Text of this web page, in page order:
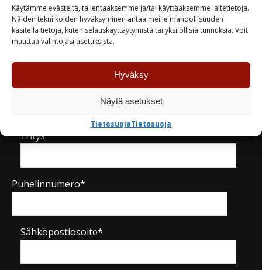
Käytämme evästeitä, tallentaaksemme ja/tai käyttääksemme laitetietoja.
Näiden tekniikoiden hyväksyminen antaa meille mahdollisuuden
käsitellä tietoja, kuten selauskäyttäytymistä tai yksilöllisiä tunnuksia. Voit
muuttaa valintojasi asetuksista.
Hyväksy
Näytä asetukset
TietosuojaTietosuoja
Kysy tuotteesta / ota yhteyttä
Nimi*
Yritys
Puhelinnumero*
Sähköpostiosoite*